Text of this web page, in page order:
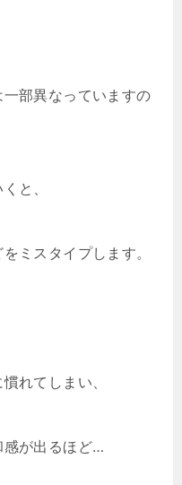
部異なっていますの
と、
ミスタイプします。
れてしまい、
感が出るほど…